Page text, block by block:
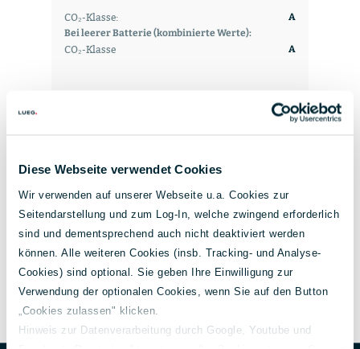
Diese Webseite verwendet Cookies
Wir verwenden auf unserer Webseite u.a. Cookies zur
Seitendarstellung und zum Log-In, welche zwingend erforderlich
sind und dementsprechend auch nicht deaktiviert werden
können. Alle weiteren Cookies (insb. Tracking- und Analyse-
Cookies) sind optional. Sie geben Ihre Einwilligung zur
Verwendung der optionalen Cookies, wenn Sie auf den Button
„Cookies zulassen" klicken.
Hinweis zur Datenverarbeitung durch Google, Youtube und
CO₂-Klasse:
A
Bei leerer Batterie (kombinierte Werte):
CO₂-Klasse A
23.490 €
VERGLEICHEN
ZUM FAHRZEUG